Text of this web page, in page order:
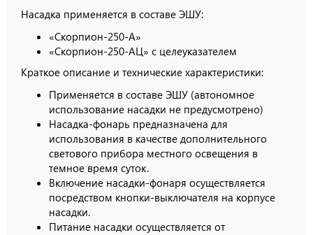
Насадка применяется в составе ЭШУ:
«Скорпион-250-А»
«Скорпион-250-АЦ» с целеуказателем
Краткое описание и технические характеристики:
Применяется в составе ЭШУ (автономное
использование насадки не предусмотрено)
Насадка-фонарь предназначена для
использования в качестве дополнительного
светового прибора местного освещения в
темное время суток.
Включение насадки-фонаря осуществляется
посредством кнопки-выключателя на корпусе
насадки.
Питание насадки осуществляется от